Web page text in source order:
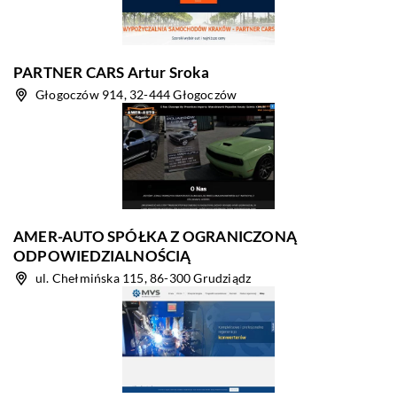
PARTNER CARS Artur Sroka
Głogoczów 914, 32-444 Głogoczów
AMER-AUTO SPÓŁKA Z OGRANICZONĄ
ODPOWIEDZIALNOŚCIĄ
ul. Chełmińska 115, 86-300 Grudziądz